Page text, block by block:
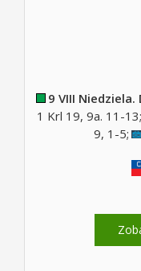
9 VIII
1 Krl 19, 9a. 11-
9, 1-5;